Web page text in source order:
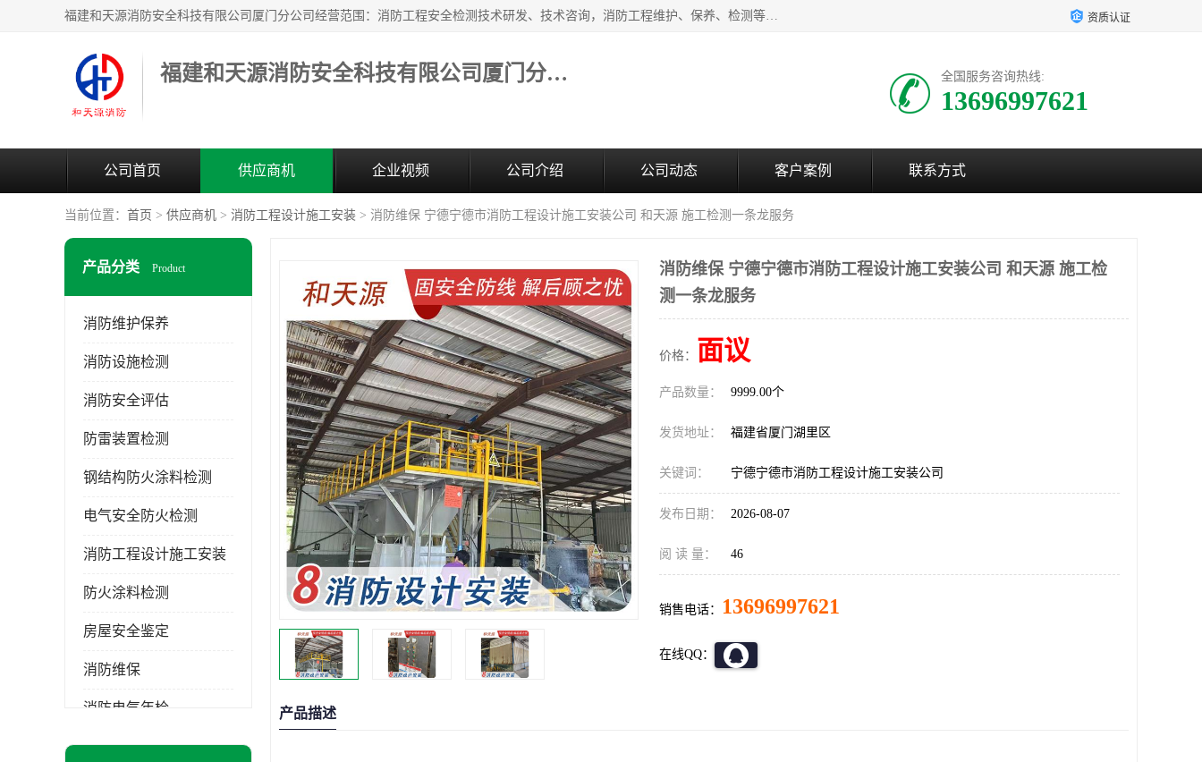
福建和天源消防安全科技有限公司厦门分公司经营范围：消防工程安全检测技术研发、技术咨询，消防工程维护、保养、检测等；主要的服务有：消防工程安全检测,消防工程施工,消防安全评估,消防维保,消防设施检测,消防维护保养,房屋安全鉴定,防雷装置检测,防火涂料检测,消防电气年检,泉州消防施工安装公司；消防器材、建材、五金制品零售。 资质认证
福建和天源消防安全科技有限公司厦门分公司 全国服务咨询热线:
13696997621
公司首页 供应商机 企业视频 公司介绍 公司动态 客户案例 联系方式
当前位置： 首页 > 供应商机 > 消防工程设计施工安装 > 消防维保 宁德宁德市消防工程设计施工安装公司 和天源 施工检测一条龙服务
产品分类 Product
消防维护保养
消防设施检测
消防安全评估
防雷装置检测
钢结构防火涂料检测
电气安全防火检测
消防工程设计施工安装
防火涂料检测
房屋安全鉴定
消防维保
消防电气年检
消防工程施工
消防维保 宁德宁德市消防工程设计施工安装公司 和天源 施工检
测一条龙服务
价格： 面议
产品数量： 9999.00个
发货地址： 福建省厦门湖里区
关键词： 宁德宁德市消防工程设计施工安装公司
发布日期： 2026-08-07
阅 读 量： 46
销售电话： 13696997621
在线QQ：
产品描述